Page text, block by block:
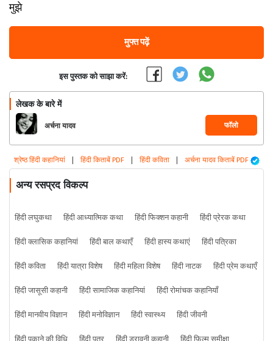
मुझे
मुफ्त पढ़ें
इस पुस्तक को साझा करें:
लेखक के बारे में
अर्चना यादव फॉलो
श्रेष्ठ हिंदी कहानियां | हिंदी किताबें PDF | हिंदी कविता | अर्चना यादव किताबें PDF
अन्य रसप्रद विकल्प
हिंदी लघुकथा हिंदी आध्यात्मिक कथा हिंदी फिक्शन कहानी
हिंदी प्रेरक कथा
हिंदी क्लासिक कहानियां
हिंदी बाल कथाएँ हिंदी हास्य कथाएं
हिंदी पत्रिका
हिंदी कविता
हिंदी यात्रा विशेष हिंदी महिला विशेष हिंदी नाटक
हिंदी प्रेम कथाएँ
हिंदी जासूसी कहानी
हिंदी सामाजिक कहानियां
हिंदी रोमांचक कहानियाँ
हिंदी मानवीय विज्ञान
हिंदी मनोविज्ञान हिंदी स्वास्थ्य
हिंदी जीवनी